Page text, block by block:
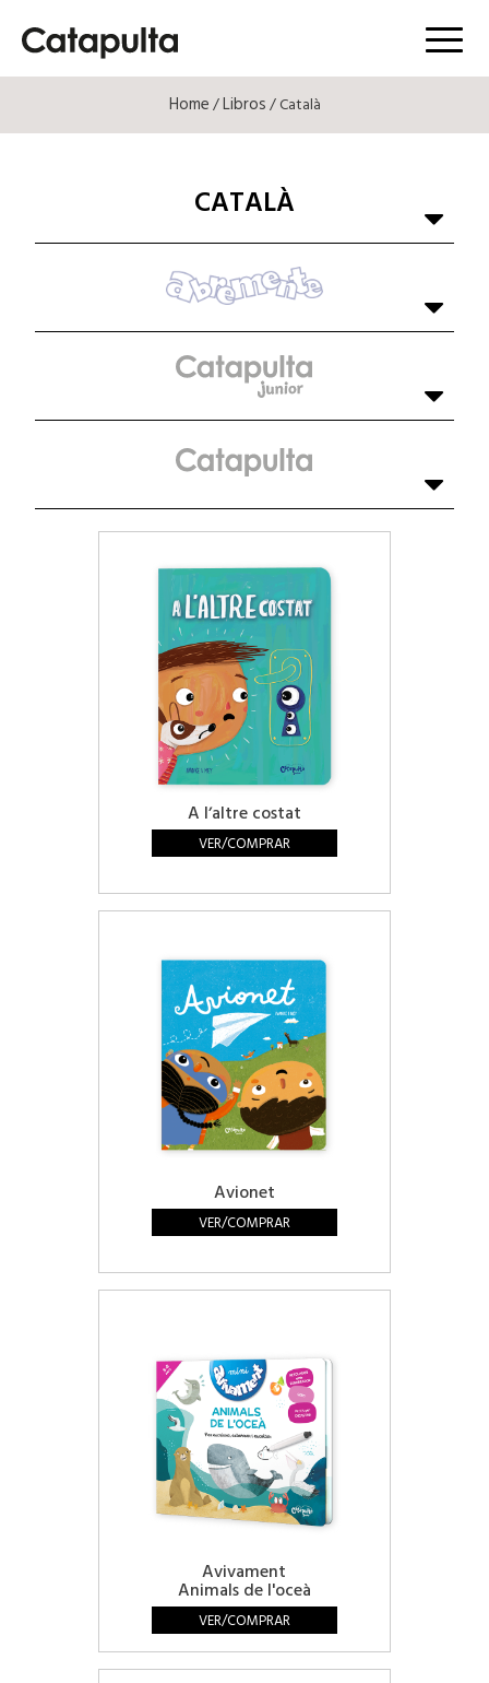
Menú
Home/Libros/ Català
CATALÀ
A lʼaltre costat
VER/COMPRAR
Avionet
VER/COMPRAR
Avivament
Animals de l'oceà
VER/COMPRAR